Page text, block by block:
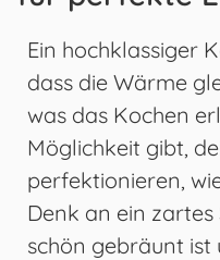
Ein hochklassiger
dass die Wärme
was das Kochen
Möglichkeit gibt,
perfektionieren,
Denk an ein zartes
schön gebräunt ist